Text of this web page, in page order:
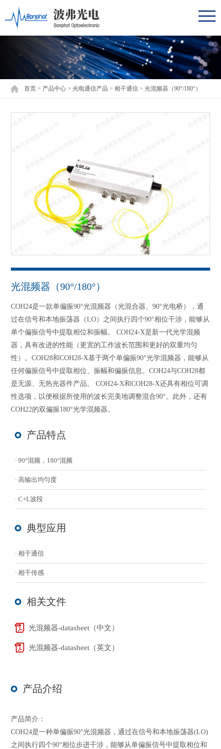
首页 > 产品中心 >光电通信产品 >相干通信 >光混频器（90°/180°）
光混频器（90°/180°）
COH24是一款单偏振90°光混频器（光混合器、90°光电桥），通
过在信号和本地振荡器（LO）之间执行四个90°相位干涉，能够从
单个偏振信号中提取相位和振幅。 COH24-X是新一代光学混频
器，具有改进的性能（更宽的工作波长范围和更好的双重均匀
性）。COH28和COH28-X基于两个单偏振90°光学混频器，能够从
任何偏振信号中提取相位、振幅和偏振信息。COH24与COH28都
是无源、无热光器件产品。 COH24-X和COH28-X还具有相位可调
性选项，以便根据所使用的波长完美地调整混合90°。此外，还有
COH22的双偏振180°光学混频器。
产品特点
· 90°混频，180°混频
· 高输出均匀度
· C+L波段
典型应用
· 相干通信
· 相干传感
相关文件
光混频器-datasheet（中文）
光混频器-datasheet（英文）
产品介绍
产品简介：
COH24是一种单偏振90°光混频器，通过在信号和本地振荡器(LO)
之间执行四个90°相位步进干涉，能够从单偏振信号中提取相位和